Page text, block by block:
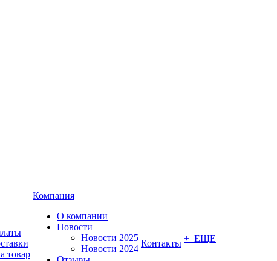
товар
Компания
О компании
Новости
Новости 2025
Новости 2024
Контакты + ЕЩЕ